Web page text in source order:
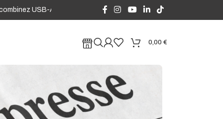
USB-A et USB-C à volonté, avec des remises dès le 2e
0,00 €